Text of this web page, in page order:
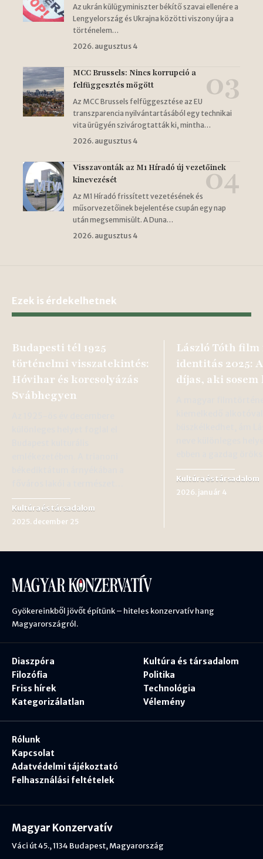
Az ukrán külügyminiszter békítő szavai ellenére a
Lengyelország és Ukrajna közötti viszony újra a
történelem…
2026. augusztus 4
MCC Brussels: Nincs korrupció a
felfüggesztés mögött
Az MCC Brussels felfüggesztése az EU
transzparencia nyilvántartásából egy technikai
vita ürügyén szivárogtatták ki, mintha…
2026. augusztus 4
Visszavonták az M1 Híradó új vezetőinek
kinevezését
Az M1 Híradó frissített vezetésének és
műsorvezetőinek bejelentése csupán egy nap
után megsemmisült. A Duna…
2026. augusztus 4
Ezek is érdekelhetnek
Budapesti tél 1925
történelmi visszatekintés:
Hóvihar és korcsolyázás
Svábhegyen
Kultúra és társadalom
2025. december 25
László Tóth
identitás 2025:
díjas, aki
Kultúra és társadalom
2026. január 4
Gyökereinkből jövőt építünk – hiteles konzervatív hang
Magyarországról.
Diaszpóra
Filozófia
Friss hírek
Kategorizálatlan
Kultúra és társadalom
Politika
Technológia
Vélemény
Rólunk
Kapcsolat
Adatvédelmi tájékoztató
Felhasználási feltételek
Magyar Konzervatív
Váci út 45., 1134 Budapest, Magyarország